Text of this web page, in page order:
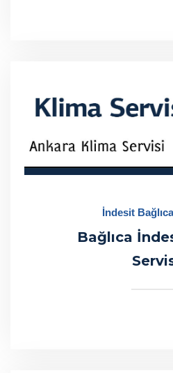
İndesit
Bağlıca